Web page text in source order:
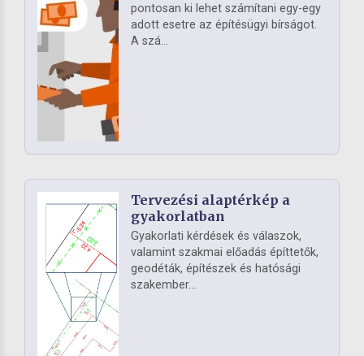
pontosan ki lehet számítani egy-egy
adott esetre az építésügyi bírságot.
A szá...
Tervezési alaptérkép a
gyakorlatban
Gyakorlati kérdések és válaszok,
valamint szakmai előadás építtetők,
geodéták, építészek és hatósági
szakember...